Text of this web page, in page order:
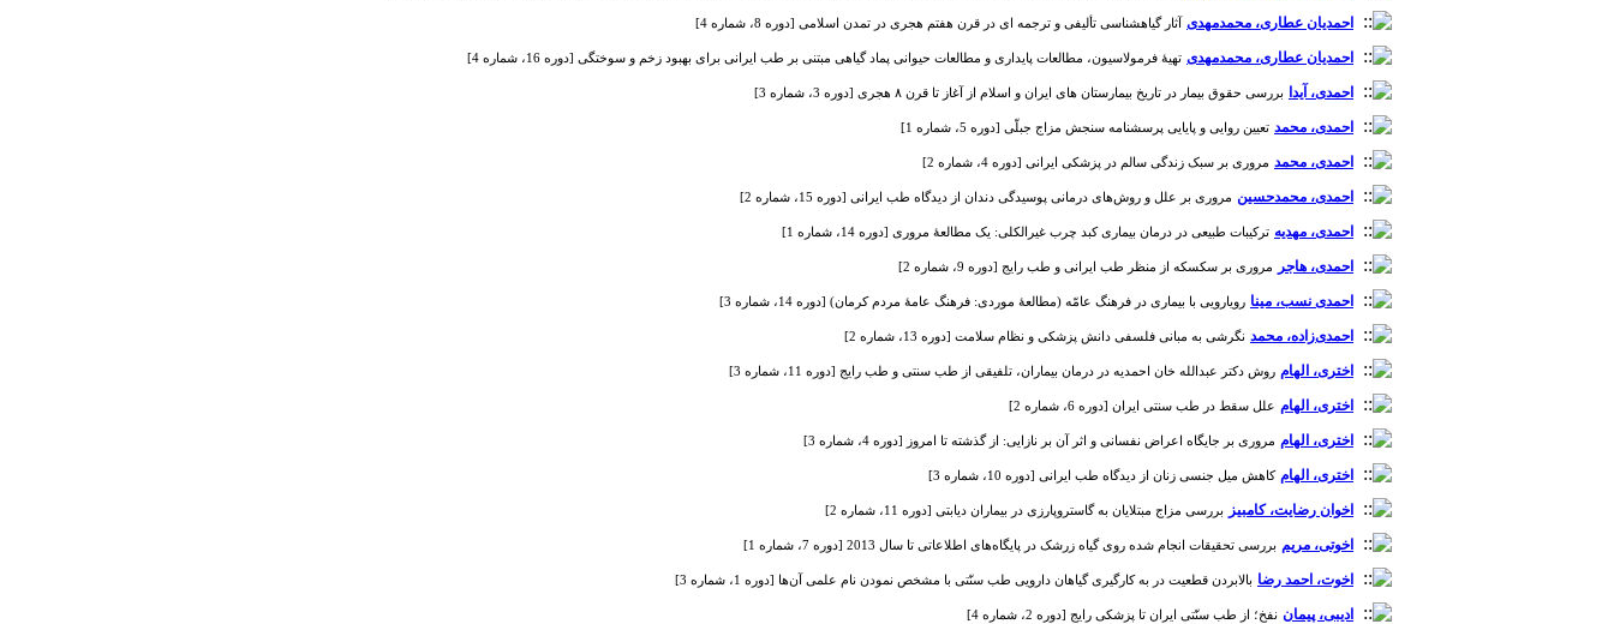
احمدیان عطاری، محمدمهدی آثار گیاه‎شناسی تألیفی و ترجمه ای در قرن هفتم هجری در تمدن اسلامی [دوره 8، شماره 4]
احمدیان عطاری، محمدمهدی تهیۀ فرمولاسیون، مطالعات پایداری و مطالعات حیوانی پماد گیاهی مبتنی بر طب ایرانی برای بهبود زخم و سوختگی [دوره 16، شماره 4]
احمدی، آیدا بررسی حقوق بیمار در تاریخ بیمارستان های ایران و اسلام از آغاز تا قرن ۸ هجری [دوره 3، شماره 3]
احمدی، محمد تعیین روایی و پایایی پرسشنامه سنجش مزاج جبلّی [دوره 5، شماره 1]
احمدی، محمد مروری بر سبک زندگی سالم در پزشکی ایرانی [دوره 4، شماره 2]
احمدی، محمدحسین مروری بر علل و روش‌های درمانی پوسیدگی دندان از دیدگاه طب ایرانی [دوره 15، شماره 2]
احمدی، مهدیه ترکیبات طبیعی در درمان بیماری کبد چرب غیرالکلی: یک مطالعۀ مروری [دوره 14، شماره 1]
احمدی، هاجر مروری بر سکسکه از منظر طب ایرانی و طب رایج [دوره 9، شماره 2]
احمدی‌ نسب، مینا رویارویی با بیماری در فرهنگ عامّه (مطالعۀ موردی: فرهنگ عامۀ مردم کرمان) [دوره 14، شماره 3]
احمدی‌زاده، محمد نگرشی به مبانی فلسفی دانش پزشکی و نظام سلامت [دوره 13، شماره 2]
اختری، الهام روش دکتر عبدالله خان احمدیه در درمان بیماران، تلفیقی از طب سنتی و طب رایج [دوره 11، شماره 3]
اختری، الهام علل سقط در طب سنتی ایران [دوره 6، شماره 2]
اختری، الهام مروری بر جایگاه اعراض نفسانی و اثر آن بر نازایی: از گذشته تا امروز [دوره 4، شماره 3]
اختری، الهام کاهش میل جنسی زنان از دیدگاه طب ایرانی [دوره 10، شماره 3]
اخوان رضایت، کامبیز بررسی مزاج مبتلایان به گاستروپارزی در بیماران دیابتی [دوره 11، شماره 2]
اخوتی، مریم بررسی تحقیقات انجام شده روی گیاه زرشک در پایگاه‌های اطلاعاتی تا سال 2013 [دوره 7، شماره 1]
اخوت، احمد رضا بالابردن قطعیت در به کارگیری گیاهان دارویی طب سنّتی با مشخص نمودن نام علمی آن‌ها [دوره 1، شماره 3]
ادیبی، پیمان نفخ؛ از طب سنّتی ایران تا پزشکی رایج [دوره 2، شماره 4]